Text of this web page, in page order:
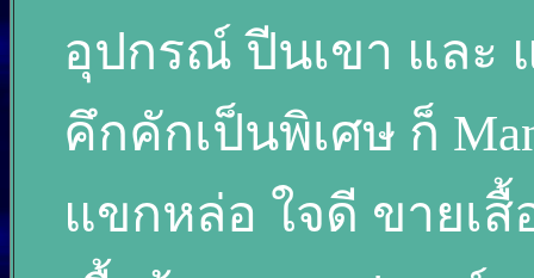
อุปกรณ์ ปีนเขา และ
คึกคักเป็นพิเศษ ก็
แขกหล่อ ใจดี ขายเ